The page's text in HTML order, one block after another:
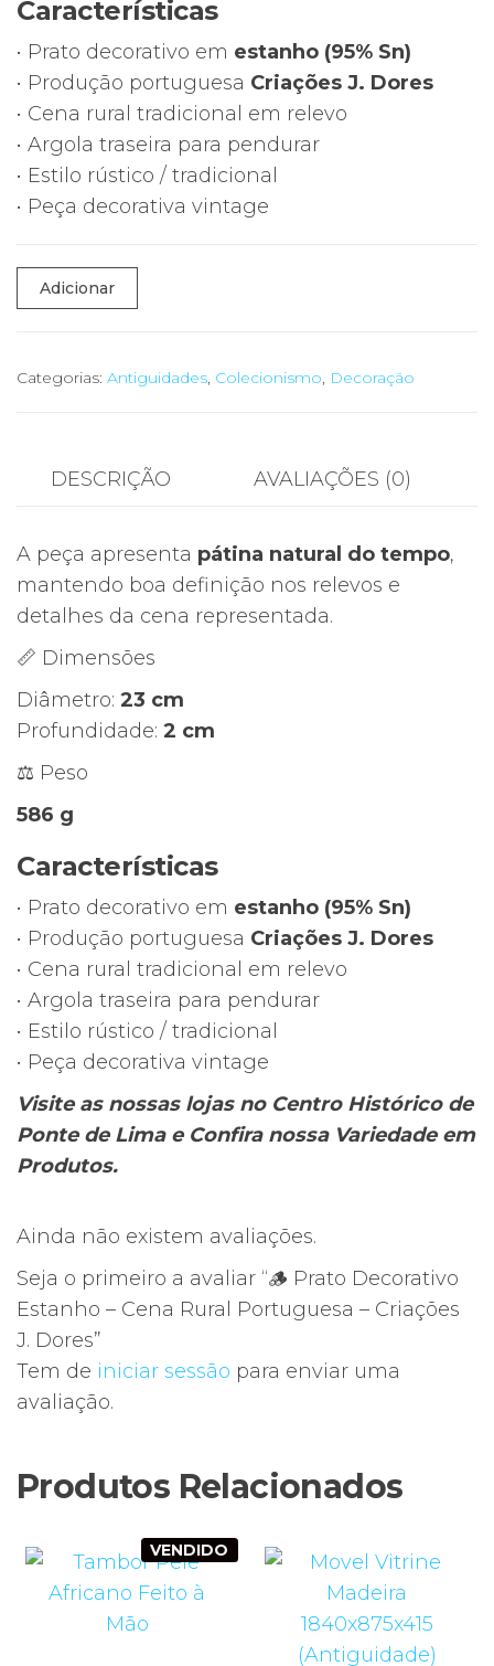
Características
• Prato decorativo em estanho (95% Sn)
• Produção portuguesa Criações J. Dores
• Cena rural tradicional em relevo
• Argola traseira para pendurar
• Estilo rústico / tradicional
• Peça decorativa vintage
Quantidade
de
Prato
Portuguesa
–
Criações
J.
Adicionar
Categorias: Antiguidades, Colecionismo, Decoração
DESCRIÇÃO AVALIAÇÕES (0)
A peça apresenta pátina natural do tempo,
mantendo boa definição nos relevos e
detalhes da cena representada.
📏 Dimensões
Diâmetro: 23 cm
Profundidade: 2 cm
⚖️ Peso
586 g
Características
• Prato decorativo em estanho (95% Sn)
• Produção portuguesa Criações J. Dores
• Cena rural tradicional em relevo
• Argola traseira para pendurar
• Estilo rústico / tradicional
• Peça decorativa vintage
Visite as nossas lojas no Centro Histórico de
Ponte de Lima e Confira nossa Variedade em
Produtos.
Ainda não existem avaliações.
Seja o primeiro a avaliar “🪵 Prato Decorativo
Estanho – Cena Rural Portuguesa – Criações
J. Dores”
Tem de iniciar sessão para enviar uma
avaliação.
Produtos Relacionados
VENDIDO